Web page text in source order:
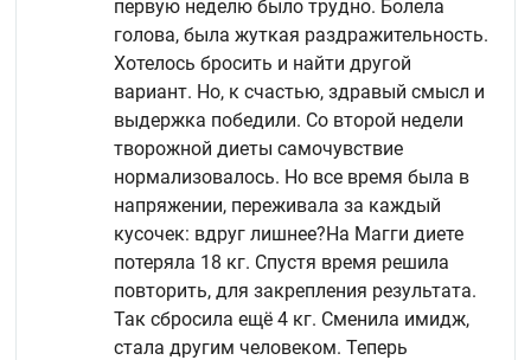
первую неделю было трудно. Болела
голова, была жуткая раздражительность.
Хотелось бросить и найти другой
вариант. Но, к счастью, здравый смысл и
выдержка победили. Со второй недели
творожной диеты самочувствие
нормализовалось. Но все время была в
напряжении, переживала за каждый
кусочек: вдруг лишнее?На Магги диете
потеряла 18 кг. Спустя время решила
повторить, для закрепления результата.
Так сбросила ещё 4 кг. Сменила имидж,
стала другим человеком. Теперь